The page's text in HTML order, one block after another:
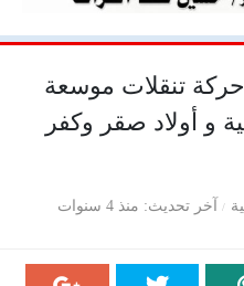
تنقلات موسعة
و أولاد صقر وكفر
آخر تحديث منذ 4 سنوات